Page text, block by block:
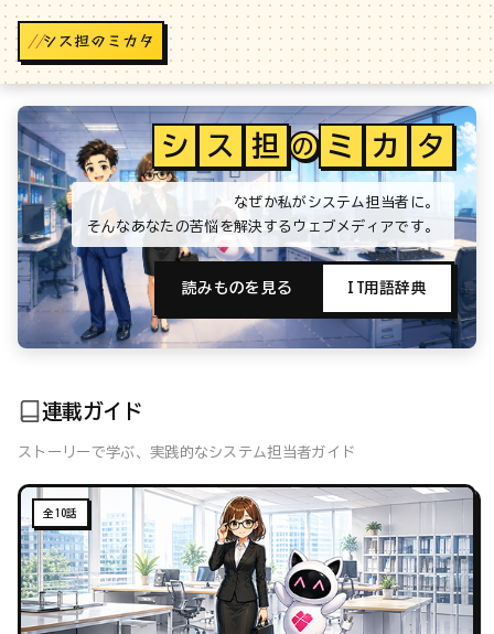
//
シ ス 担 の ミ カ タ
なぜか私がシステム担当者に。
そんなあなたの苦悩を解決するウェブメディアです。
読みものを見る IT用語辞典
連載ガイド
ストーリーで学ぶ、実践的なシステム担当者ガイド
全10話